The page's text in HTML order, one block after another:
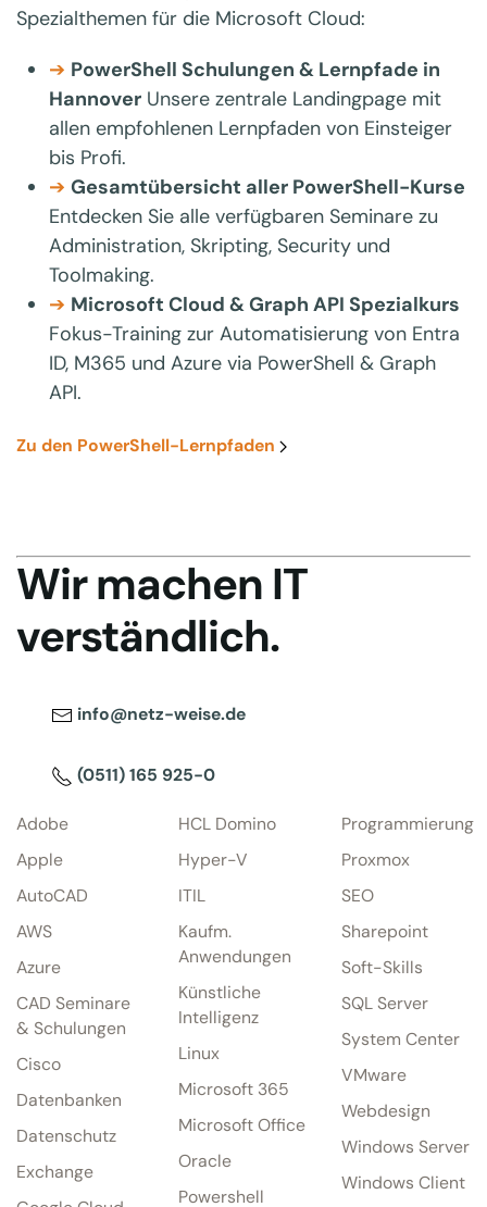
Spezialthemen für die Microsoft Cloud:
➔ PowerShell Schulungen & Lernpfade in
Hannover Unsere zentrale Landingpage mit
allen empfohlenen Lernpfaden von Einsteiger
bis Profi.
➔ Gesamtübersicht aller PowerShell-Kurse
Entdecken Sie alle verfügbaren Seminare zu
Administration, Skripting, Security und
Toolmaking.
➔ Microsoft Cloud & Graph API Spezialkurs
Fokus-Training zur Automatisierung von Entra
ID, M365 und Azure via PowerShell & Graph
API.
Zu den PowerShell-Lernpfaden
Wir machen IT
verständlich.
info@netz-weise.de
(0511) 165 925-0
Adobe
Apple
AutoCAD
AWS
Azure
CAD Seminare
& Schulungen
Cisco
Datenbanken
Datenschutz
Exchange
HCL Domino
Hyper-V
ITIL
Kaufm.
Anwendungen
Künstliche
Intelligenz
Linux
Microsoft 365
Microsoft Office
Oracle
Powershell
Programmierung
Proxmox
SEO
Sharepoint
Soft-Skills
SQL Server
System Center
VMware
Webdesign
Windows Server
Windows Client